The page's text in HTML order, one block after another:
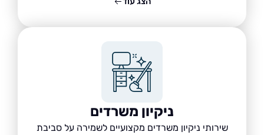
ניקיון משרדים
שירותי ניקיון משרדים מקצועיים לשמירה על סביבת